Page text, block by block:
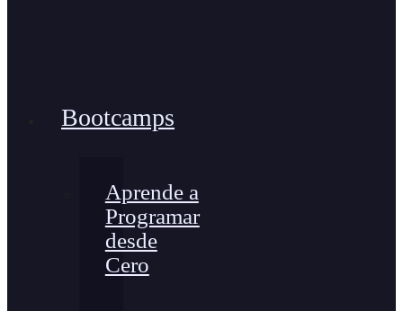
Bootcamps
Aprende a
Programar
desde
Cero